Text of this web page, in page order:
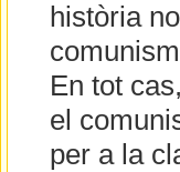
història
En tot
el
per a la